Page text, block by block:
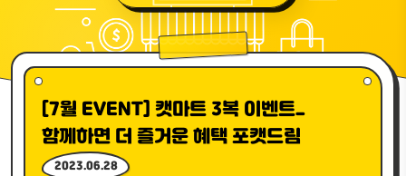
[7월 EVENT] 캣마트 3복 이벤트_
함께하면 더 즐거운 혜택 포캣드림
2023.06.28